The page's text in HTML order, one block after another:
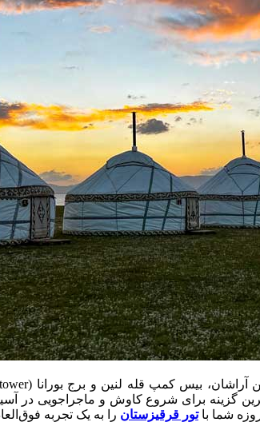
برای شروع کاوش و ماجراجویی در آسیای
شما باتور قرقیزستان را به یک تجربه